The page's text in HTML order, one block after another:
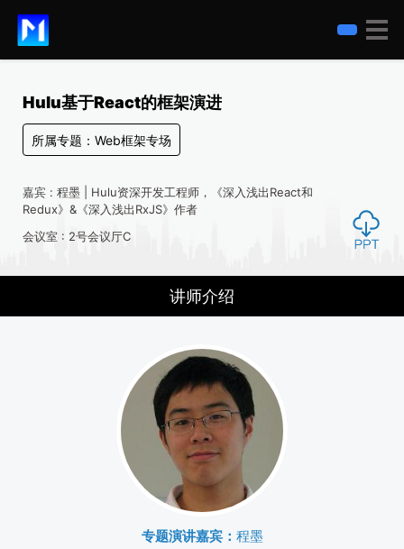
Hulu基于React的框架演进
所属专题：Web框架专场
嘉宾 : 程墨 | Hulu资深开发工程师，《深入浅出React和
Redux》&《深入浅出RxJS》作者
会议室 : 2号会议厅C
讲师介绍
专题演讲嘉宾： 程墨